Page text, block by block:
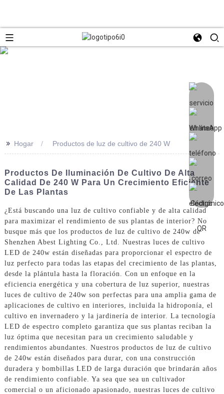
>> Hogar Productos de luz de cultivo de 240 W
Productos De Iluminación De Cultivo De Alta
Calidad De 240 W Para Un Crecimiento Eficiente
De Las Plantas
¿Está buscando una luz de cultivo confiable y de alta calidad
para maximizar el rendimiento de sus plantas de interior? No
busque más que los productos de luz de cultivo de 240w de
Shenzhen Abest Lighting Co., Ltd. Nuestras luces de cultivo
LED de 240w están diseñadas para proporcionar el espectro de
luz perfecto para todas las etapas del crecimiento de las plantas,
desde la plántula hasta la floración. Con un enfoque en la
eficiencia energética y una cobertura de luz superior, nuestras
luces de cultivo de 240w son perfectas para una amplia gama de
aplicaciones de cultivo en interiores, incluida la hidroponía, el
cultivo en invernadero y la jardinería de interior. La tecnología
LED de espectro completo garantiza que sus plantas reciban la
luz óptima que necesitan para un crecimiento saludable y
rendimientos abundantes. Nuestros productos de luz de cultivo
de 240w están diseñados para durar, con una construcción
duradera y bombillas LED de larga duración que brindarán años
de rendimiento confiable. Ya sea que sea un cultivador
comercial o un aficionado apasionado, nuestras luces de cultivo